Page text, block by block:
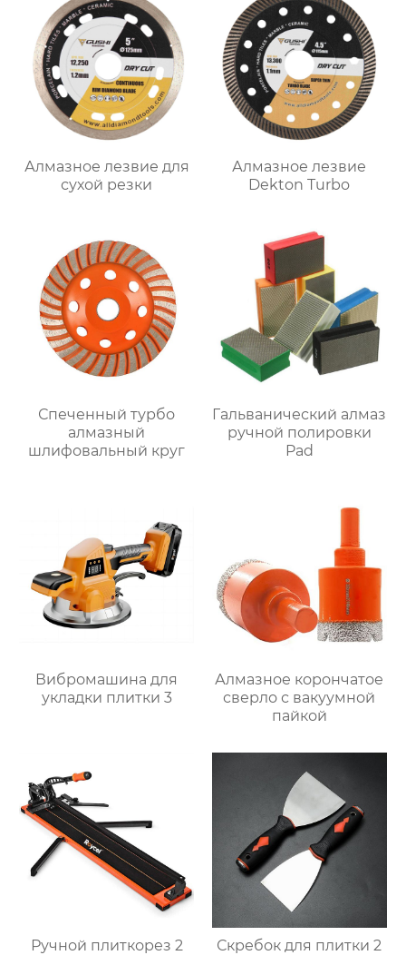
Алмазное лезвие для
сухой резки
Алмазное лезвие
Dekton Turbo
Спеченный турбо
алмазный
шлифовальный круг
Гальванический алмаз
ручной полировки
Pad
Вибромашина для
укладки плитки 3
Алмазное корончатое
сверло с вакуумной
пайкой
Ручной плиткорез 2 Скребок для плитки 2